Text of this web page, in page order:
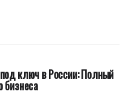
ключ в России: Полный
бизнеса